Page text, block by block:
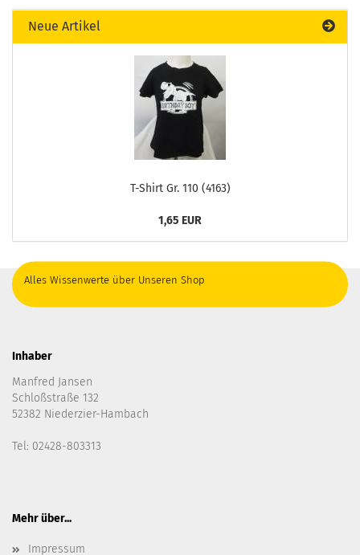
Neue Artikel
T-Shirt Gr. 110 (4163)
1,65 EUR
Alles Wissenwerte über Unseren Shop
Inhaber
Manfred Jansen
Schloßstraße 132
52382 Niederzier-Hambach
Tel: 02428-803313
Mehr über...
Impressum